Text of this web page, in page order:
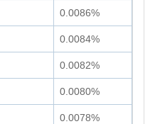
0.0086%
0.0084%
0.0082%
0.0080%
0.0078%